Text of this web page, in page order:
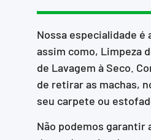
Nossa especialidade é
assim como, Limpeza
de Lavagem à Seco.
de retirar as machas,
seu carpete ou
Não podemos garantir